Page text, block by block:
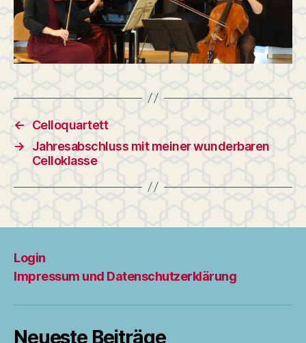
←
Celloquartett
→
Jahresabschluss mit meiner wunderbaren
Celloklasse
Login
Impressum und Datenschutzerklärung
Neueste Beiträge